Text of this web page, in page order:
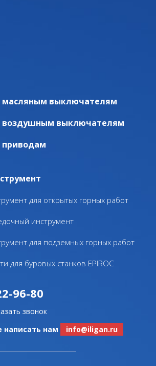
масляным выключателям
воздушным выключателям
приводам
для открытых горных работ
инструмент
для подземных горных работ
для буровых станков EPIROC
96-80
звонок
нам
info@iligan.ru